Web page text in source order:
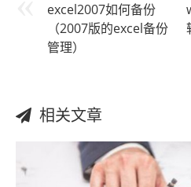
excel2007如何备份
（2007版的excel备份
管理）
相关文章